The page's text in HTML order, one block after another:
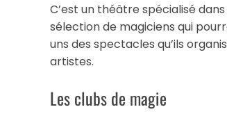
C’est un théâtre spécialisé
sélection de magiciens qui
uns des spectacles qu’ils
artistes.
Les clubs de magie